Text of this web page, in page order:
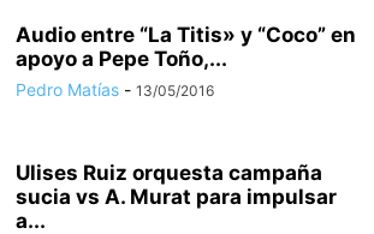
Audio entre “La Titis» y “Coco” en
apoyo a Pepe Toño,...
Pedro Matías - 13/05/2016
Ulises Ruiz orquesta campaña
sucia vs A. Murat para impulsar
a...